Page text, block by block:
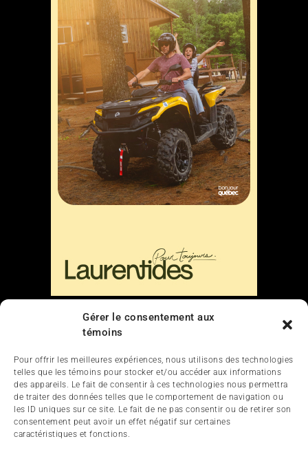
Gérer le consentement aux
témoins
Pour offrir les meilleures expériences, nous utilisons des technologies
telles que les témoins pour stocker et/ou accéder aux informations
des appareils. Le fait de consentir à ces technologies nous permettra
de traiter des données telles que le comportement de navigation ou
les ID uniques sur ce site. Le fait de ne pas consentir ou de retirer son
consentement peut avoir un effet négatif sur certaines
caractéristiques et fonctions.
Nous contacter